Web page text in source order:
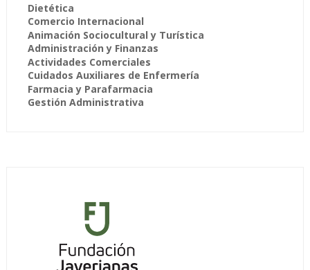
Dietética
Comercio Internacional
Animación Sociocultural y Turística
Administración y Finanzas
Actividades Comerciales
Cuidados Auxiliares de Enfermería
Farmacia y Parafarmacia
Gestión Administrativa